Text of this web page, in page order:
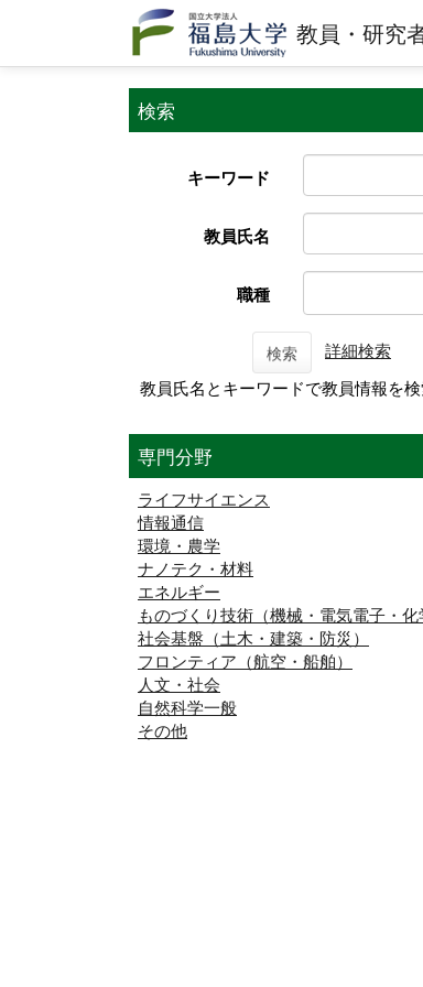
教員・研究
検索
キーワード
教員氏名
職種
検索
詳細検索
教員氏名とキーワードで教員情報を検
専門分野
ライフサイエンス
情報通信
環境・農学
ナノテク・材料
エネルギー
ものづくり技術（機械・電気電子・化
社会基盤（土木・建築・防災）
フロンティア（航空・船舶）
人文・社会
自然科学一般
その他